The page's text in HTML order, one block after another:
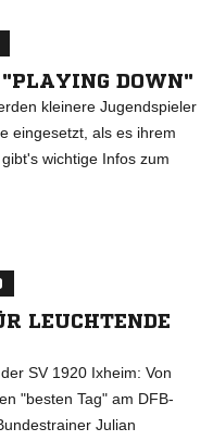
DOWN"
kleinere Jugendspieler
eingesetzt, als es ihrem
wichtige Infos zum
LEUCHTENDE
SV 1920 Ixheim: Von
"besten Tag" am DFB-
Julian